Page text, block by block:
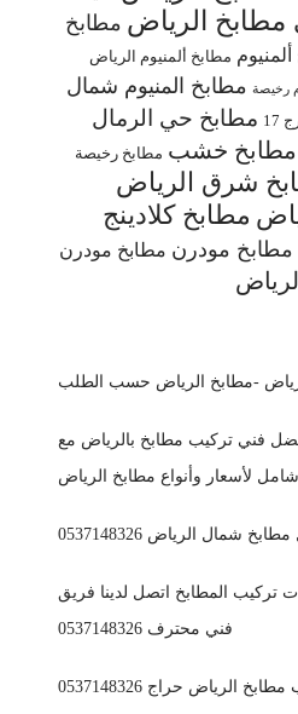
مطابخ الرياض مطابخ
مطابخ ألمنيوم الرياض
رخيصة مطابخ المنيوم شمال
مطابخ حي الرمال
مطابخ خشب مطابخ رخيصة
شرق الرياض
مطابخ كلادينج
مطابخ مودرن مطابخ مودرن
-مطابخ الرياض حسب الطلب
فني تركيب مطابخ بالرياض مع
لأسعار وأنواع مطابخ الرياض
شمال الرياض 0537148326
تركيب المطابخ اتصل لدينا فريق
فني محترف 0537148326
الرياض حراج 0537148326